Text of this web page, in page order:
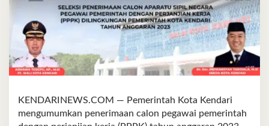
KENDARINEWS.COM — Pemerintah Kota Kendari
mengumumkan penerimaan calon pegawai pemerintah